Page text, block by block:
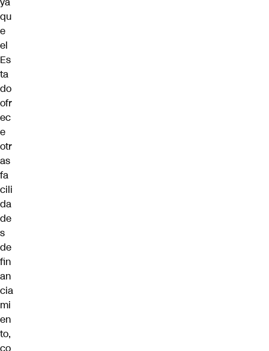
qu
e
el
Es
ta
do
ofr
ec
e
otr
as
fa
cili
da
de
s
de
fin
an
cia
mi
en
to,
co